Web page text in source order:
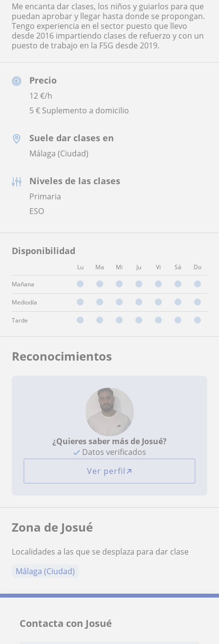
Precio
12€/h
5 € Suplemento a domicilio
Suele dar clases en
Málaga (Ciudad)
Niveles de las clases
Primaria
ESO
Disponibilidad
Lu Ma Mi Ju Vi Sá Do
Mañana
Mediodía
Tarde
Me encanta dar clases, los niños y guiarlos para que
puedan aprobar y llegar hasta donde se propongan.
Tengo experiencia en el sector puesto que llevo
desde 2016 impartiendo clases de refuerzo y con un
puesto de trabajo en la FSG desde 2019.
Reconocimientos
¿Quieres saber más de Josué?
Datos verificados
Ver perfil
Zona de Josué
Localidades a las que se desplaza para dar clase
Málaga (Ciudad)
Contacta con Josué